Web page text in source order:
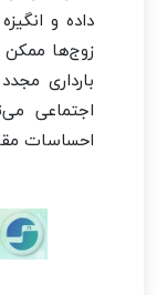
داده و
زوج‌ها
بارداری
اجتماعی
احساسات